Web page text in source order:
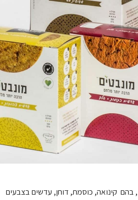
בהם קינואה, כוסמת, דוחן, עדשים בצבעים